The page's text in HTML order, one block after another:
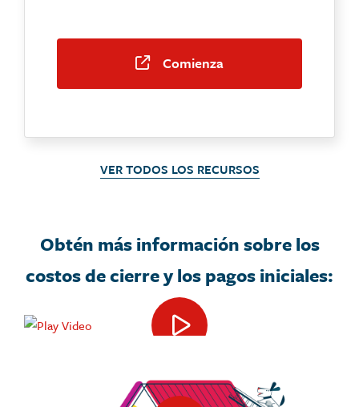
Comienza
VER TODOS LOS RECURSOS
Obtén más información sobre los
costos de cierre y los pagos iniciales: